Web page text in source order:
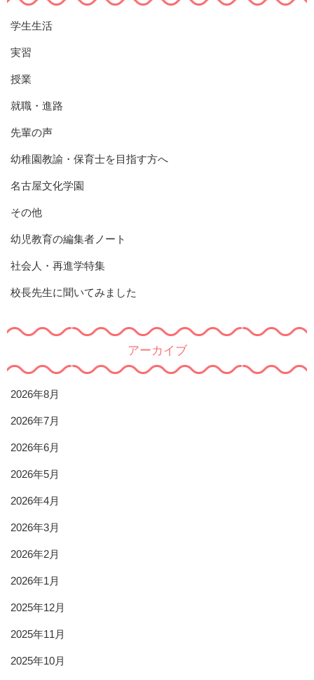
学生生活
実習
授業
就職・進路
先輩の声
幼稚園教諭・保育士を目指す方へ
名古屋文化学園
その他
幼児教育の編集者ノート
社会人・再進学特集
校長先生に聞いてみました
アーカイブ
2026年8月
2026年7月
2026年6月
2026年5月
2026年4月
2026年3月
2026年2月
2026年1月
2025年12月
2025年11月
2025年10月